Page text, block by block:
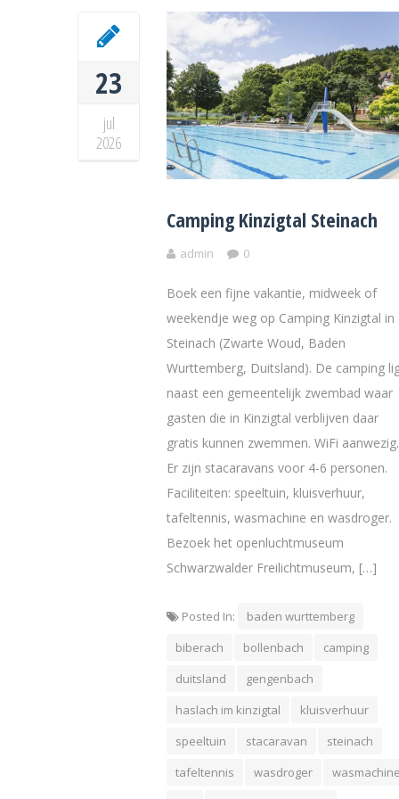
23
jul
2026
Camping Kinzigtal Steinach
admin 0
Boek een fijne vakantie, midweek of
weekendje weg op Camping Kinzigtal in
Steinach (Zwarte Woud, Baden
Wurttemberg, Duitsland). De camping
naast een gemeentelijk zwembad waar
gasten die in Kinzigtal verblijven daar
gratis kunnen zwemmen. WiFi aanwezig.
Er zijn stacaravans voor 4-6 personen.
Faciliteiten: speeltuin, kluisverhuur,
tafeltennis, wasmachine en wasdroger.
Bezoek het openluchtmuseum
Schwarzwalder Freilichtmuseum, […]
Posted In:
baden wurttemberg
biberach
bollenbach
camping
duitsland
gengenbach
haslach im kinzigtal
kluisverhuur
speeltuin
stacaravan
steinach
tafeltennis
wasdroger